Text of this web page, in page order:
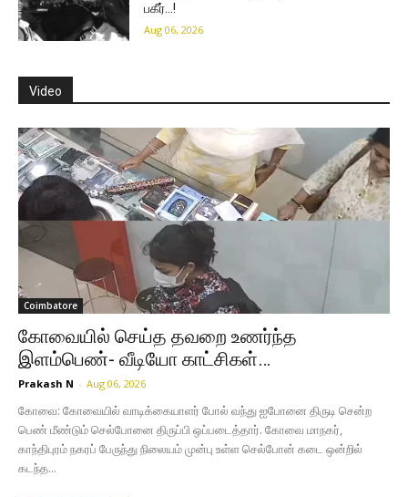
பகீர்…!
Aug 06, 2026
Video
Coimbatore
கோவையில் செய்த தவறை உணர்ந்த
இளம்பெண்- வீடியோ காட்சிகள்…
Prakash N - Aug 06, 2026
கோவை: கோவையில் வாடிக்கையாளர் போல் வந்து ஐபோனை திருடி சென்ற
பெண் மீண்டும் செல்போனை திருப்பி ஒப்படைத்தார். கோவை மாநகர்,
காந்திபுரம் நகரப் பேருந்து நிலையம் முன்பு உள்ள செல்போன் கடை ஒன்றில்
கடந்த...